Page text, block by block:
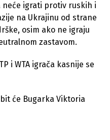
neće igrati protiv ruskih i
na Ukrajinu od strane
osim ako ne igraju
zastavom.
i WTA igrača kasnije se
će Bugarka Viktoria